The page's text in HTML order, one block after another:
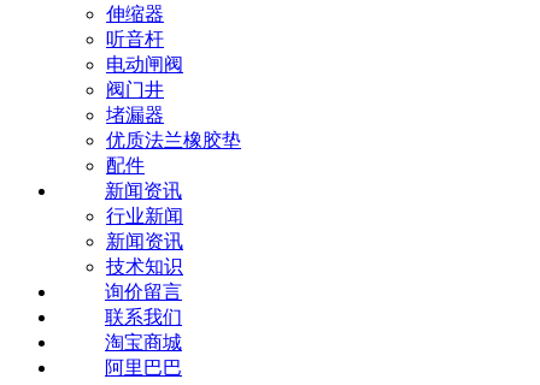
伸缩器
听音杆
电动闸阀
阀门井
堵漏器
优质法兰橡胶垫
配件
新闻资讯
行业新闻
新闻资讯
技术知识
询价留言
联系我们
淘宝商城
阿里巴巴